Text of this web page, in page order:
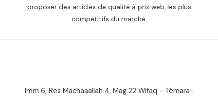
proposer des articles de qualité à prix web, les plus
compétitifs du marché.
Imm 6, Res Machaaallah 4, Mag 22 Wifaq - Témara-